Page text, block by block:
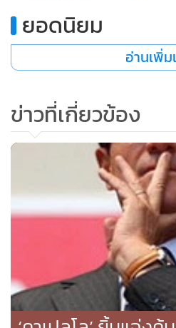
ยอดนิยม
อ่านเพิ่ม
ข่าวที่เกี่ยวข้อง